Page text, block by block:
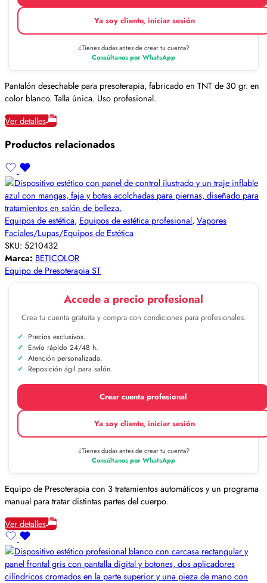
Ya soy cliente, iniciar sesión
¿Tienes dudas antes de crear tu cuenta?
Consúltanos por WhatsApp
Pantalón desechable para presoterapia, fabricado en TNT de 30 gr. en
color blanco. Talla única. Uso profesional.
Ver detalles
Productos relacionados
Equipos de estética, Equipos de estética profesional, Vapores
Faciales/Lupas/Equipos de Estética
SKU: 5210432
Marca: BETICOLOR
Equipo de Presoterapia ST
Accede a precio profesional
Crea tu cuenta gratuita y compra con condiciones para profesionales.
Precios exclusivos.
Envío rápido 24/48 h.
Atención personalizada.
Reposición ágil para salón.
Crear cuenta profesional
Ya soy cliente, iniciar sesión
¿Tienes dudas antes de crear tu cuenta?
Consúltanos por WhatsApp
Equipo de Presoterapia con 3 tratamientos automáticos y un programa
manual para tratar distintas partes del cuerpo.
Ver detalles